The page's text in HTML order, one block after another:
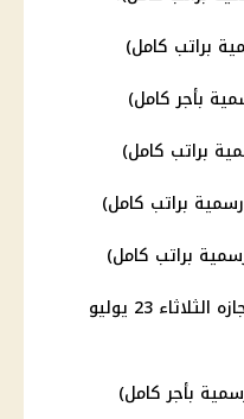
12- الخميس 25 يوليو 2024 بدل اجازه الثلاثاء 23 يوليو